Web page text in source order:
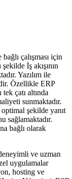
çalışması için
İş akışının
Yazılım ile
Özellikle ERP
çatı altında
sunmaktadır.
şekilde yanıt
sağlamaktadır.
bağlı olarak
ve uzman
uygulamalar
hosting ve